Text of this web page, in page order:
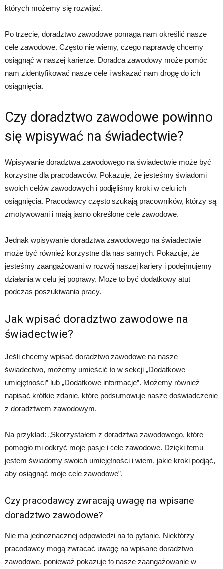
których możemy się rozwijać.
Po trzecie, doradztwo zawodowe pomaga nam określić nasze
cele zawodowe. Często nie wiemy, czego naprawdę chcemy
osiągnąć w naszej karierze. Doradca zawodowy może pomóc
nam zidentyfikować nasze cele i wskazać nam drogę do ich
osiągnięcia.
Czy doradztwo zawodowe powinno
się wpisywać na świadectwie?
Wpisywanie doradztwa zawodowego na świadectwie może być
korzystne dla pracodawców. Pokazuje, że jesteśmy świadomi
swoich celów zawodowych i podjęliśmy kroki w celu ich
osiągnięcia. Pracodawcy często szukają pracowników, którzy są
zmotywowani i mają jasno określone cele zawodowe.
Jednak wpisywanie doradztwa zawodowego na świadectwie
może być również korzystne dla nas samych. Pokazuje, że
jesteśmy zaangażowani w rozwój naszej kariery i podejmujemy
działania w celu jej poprawy. Może to być dodatkowy atut
podczas poszukiwania pracy.
Jak wpisać doradztwo zawodowe na
świadectwie?
Jeśli chcemy wpisać doradztwo zawodowe na nasze
świadectwo, możemy umieścić to w sekcji „Dodatkowe
umiejętności” lub „Dodatkowe informacje”. Możemy również
napisać krótkie zdanie, które podsumowuje nasze doświadczenie
z doradztwem zawodowym.
Na przykład: „Skorzystałem z doradztwa zawodowego, które
pomogło mi odkryć moje pasje i cele zawodowe. Dzięki temu
jestem świadomy swoich umiejętności i wiem, jakie kroki podjąć,
aby osiągnąć moje cele zawodowe”.
Czy pracodawcy zwracają uwagę na wpisane
doradztwo zawodowe?
Nie ma jednoznacznej odpowiedzi na to pytanie. Niektórzy
pracodawcy mogą zwracać uwagę na wpisane doradztwo
zawodowe, ponieważ pokazuje to nasze zaangażowanie w